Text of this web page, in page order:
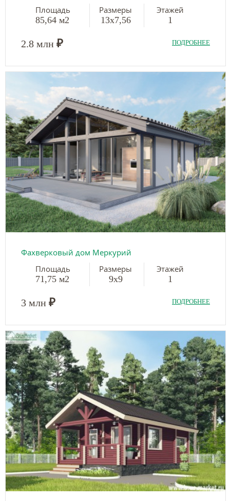
Площадь
85,64 м2
Размеры
13х7,56
Этажей
1
2.8 млн ₽ ПОДРОБНЕЕ
Фахверковый дом Меркурий
Площадь
71,75 м2
Размеры
9х9
Этажей
1
3 млн ₽ ПОДРОБНЕЕ